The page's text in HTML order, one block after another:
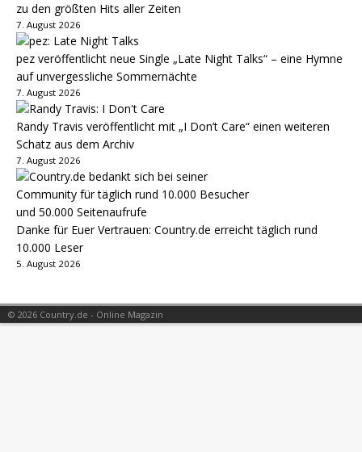
zu den größten Hits aller Zeiten
7. August 2026
pez veröffentlicht neue Single „Late Night Talks“ – eine Hymne
auf unvergessliche Sommernächte
7. August 2026
Randy Travis veröffentlicht mit „I Don’t Care“ einen weiteren
Schatz aus dem Archiv
7. August 2026
Danke für Euer Vertrauen: Country.de erreicht täglich rund
10.000 Leser
5. August 2026
© 2026 Country.de - Online Magazin